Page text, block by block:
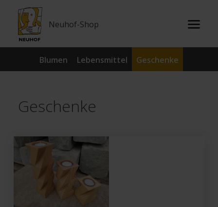
Neuhof-Shop
Blumen Lebensmittel Geschenke
Geschenke